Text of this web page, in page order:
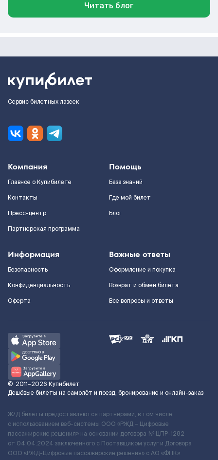
Читать блог
Сервис билетных лазеек
Компания
Главное о Купибилете
Контакты
Пресс-центр
Партнерская программа
Помощь
База знаний
Где мой билет
Блог
Информация
Безопасность
Конфиденциальность
Оферта
Важные ответы
Оформление и покупка
Возврат и обмен билета
Все вопросы и ответы
© 2011–2026 Купибилет
Дешёвые билеты на самолёт и поезд, бронирование и онлайн-заказ
Ж/Д билеты предоставляются партнёрами, в том числе
с использованием веб-системы ООО «РЖД – Цифровые
пассажирские решения» на основании договора № ЦПР-1282
от 04.04.2024 заключенного с Поставщиком услуг и Договора
ООО «РЖД-Цифровые пассажирские решения» c АО «ФПК»